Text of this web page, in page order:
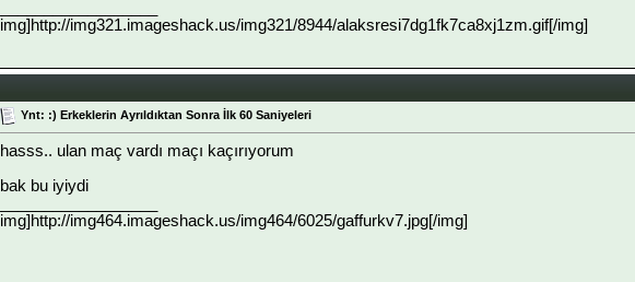
img]http://img321.imageshack.us/img321/8944/alaksresi7dg1fk7ca8xj1zm.gif[/img]
Ynt: :) Erkeklerin Ayrıldıktan Sonra İlk 60 Saniyeleri
hasss.. ulan maç vardı maçı kaçırıyorum
bak bu iyiydi
img]http://img464.imageshack.us/img464/6025/gaffurkv7.jpg[/img]